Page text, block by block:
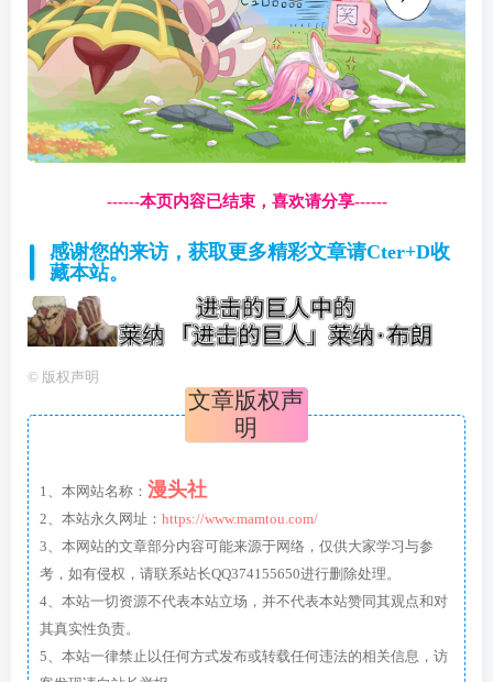
------本页内容已结束，喜欢请分享------
感谢您的来访，获取更多精彩文章请Cter+D收
藏本站。
© 版权声明
文章版权声
明
1、本网站名称： 漫头社
2、本站永久网址： https://www.mamtou.com/
3、本网站的文章部分内容可能来源于网络，仅供大家学习与参
考，如有侵权，请联系站长QQ374155650进行删除处理。
4、本站一切资源不代表本站立场，并不代表本站赞同其观点和对
其真实性负责。
5、本站一律禁止以任何方式发布或转载任何违法的相关信息，访